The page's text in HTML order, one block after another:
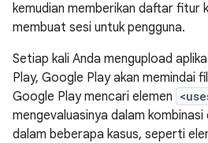
kemudian memberikan daftar fitur
membuat sesi untuk pengguna.
Setiap kali Anda mengupload
Play, Google Play akan memindai
Google Play mencari elemen
mengevaluasinya dalam kombinasi
dalam beberapa kasus, seperti